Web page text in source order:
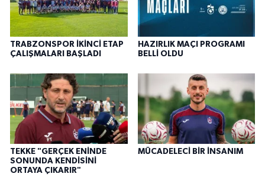
TRABZONSPOR İKİNCİ ETAP
ÇALIŞMALARI BAŞLADI
HAZIRLIK MAÇI PROGRAMI
BELLİ OLDU
TEKKE "GERÇEK ENİNDE
SONUNDA KENDİSİNİ
ORTAYA ÇIKARIR"
MÜCADELECİ BİR İNSANIM